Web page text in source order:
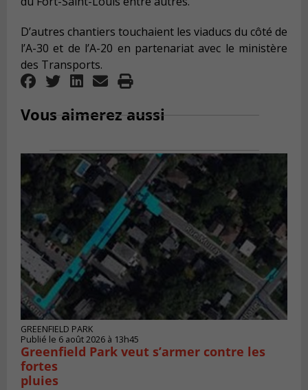
D’autres chantiers touchaient les viaducs du côté de
l’A-30 et de l’A-20 en partenariat avec le ministère
des Transports.
Vous aimerez aussi
GREENFIELD PARK
Publié le 6 août 2026 à 13h45
Greenfield Park veut s’armer contre les
fortes
pluies